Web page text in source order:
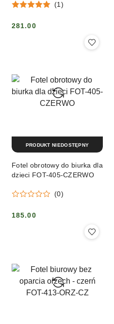
(1)
Cena:
281.00
Fotel obrotowy do biurka dla
dzieci FOT-405-CZERWO
(0)
Cena:
185.00
PRODUKT NIEDOSTĘPNY